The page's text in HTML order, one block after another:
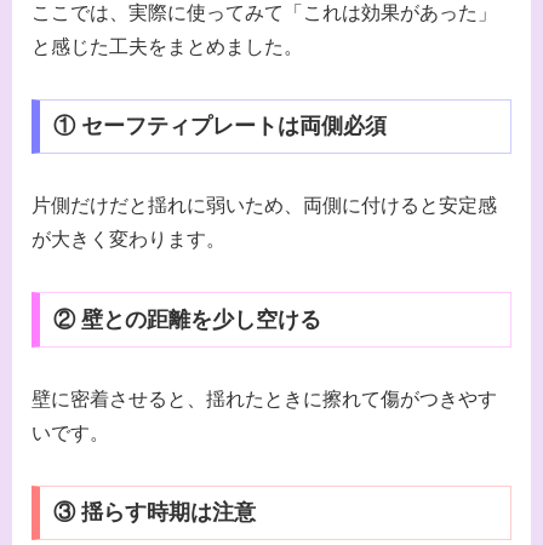
ここでは、実際に使ってみて「これは効果があった」
と感じた工夫をまとめました。
① セーフティプレートは両側必須
片側だけだと揺れに弱いため、両側に付けると安定感
が大きく変わります。
② 壁との距離を少し空ける
壁に密着させると、揺れたときに擦れて傷がつきやす
いです。
③ 揺らす時期は注意